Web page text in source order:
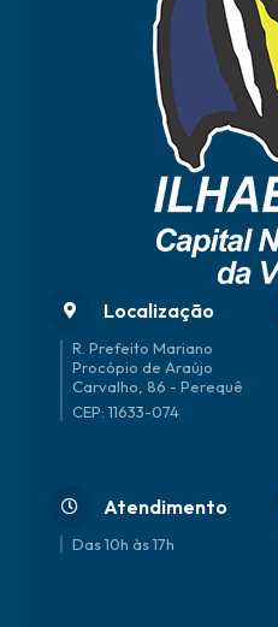
Localização
R. Prefeito Mariano
Procópio de Araújo
Carvalho, 86 - Perequê
CEP: 11633-074
Atendimento
Das 10h às 17h